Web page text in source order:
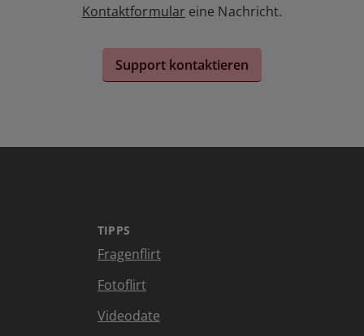
Kontaktformular eine Nachricht.
Support kontaktieren
TIPPS
Fragenflirt
Fotoflirt
Videodate